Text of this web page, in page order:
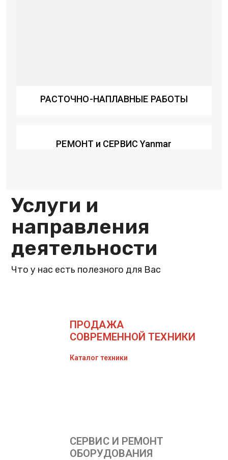
РАСТОЧНО-НАПЛАВНЫЕ РАБОТЫ
РЕМОНТ и СЕРВИС Yanmar
Услуги и
направления
деятельности
Что у нас есть полезного для Вас
ПРОДАЖА
СОВРЕМЕННОЙ ТЕХНИКИ
Каталог техники
СЕРВИС И РЕМОНТ
ОБОРУДОВАНИЯ